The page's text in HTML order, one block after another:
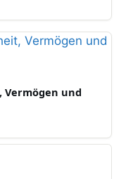
Vermögen und